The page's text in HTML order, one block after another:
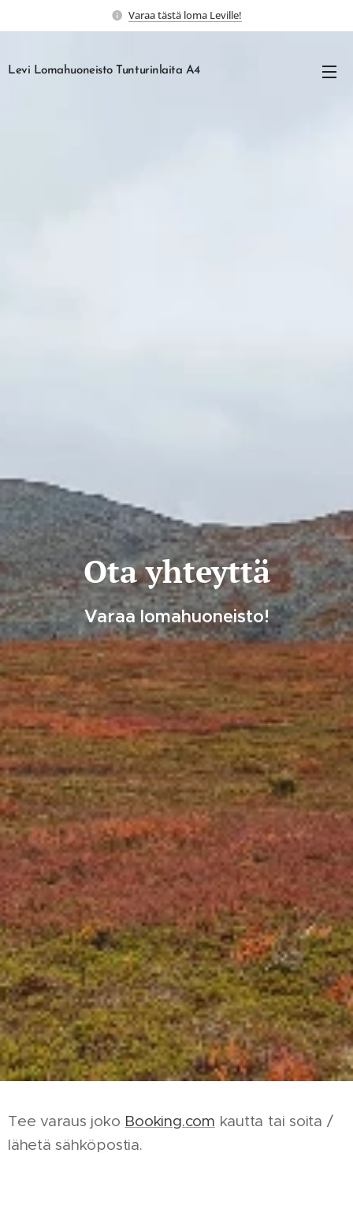
Varaa tästä loma Leville!
Levi Lomahuoneisto Tunturinlaita A4
Ota yhteyttä
Varaa lomahuoneisto!
Tee varaus joko Booking.com kautta tai soita /
lähetä sähköpostia.